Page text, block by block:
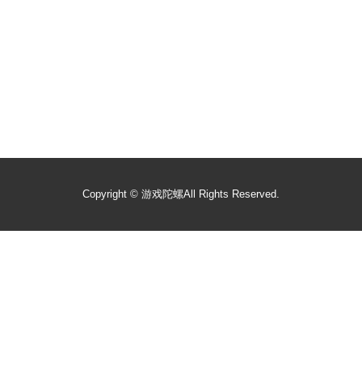
Copyright © 游戏陀螺All Rights Reserved.